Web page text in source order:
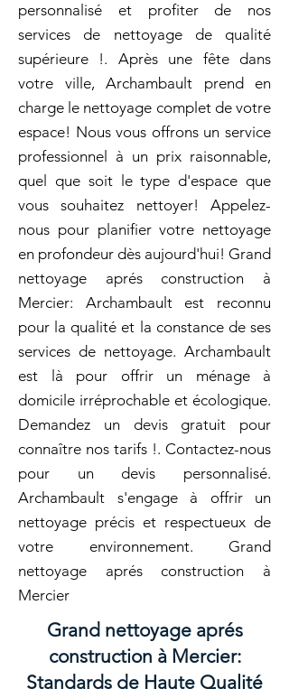
personnalisé et profiter de nos
services de nettoyage de qualité
supérieure !. Après une fête dans
votre ville, Archambault prend en
charge le nettoyage complet de votre
espace! Nous vous offrons un service
professionnel à un prix raisonnable,
quel que soit le type d'espace que
vous souhaitez nettoyer! Appelez-
nous pour planifier votre nettoyage
en profondeur dès aujourd'hui! Grand
nettoyage aprés construction à
Mercier: Archambault est reconnu
pour la qualité et la constance de ses
services de nettoyage. Archambault
est là pour offrir un ménage à
domicile irréprochable et écologique.
Demandez un devis gratuit pour
connaître nos tarifs !. Contactez-nous
pour un devis personnalisé.
Archambault s'engage à offrir un
nettoyage précis et respectueux de
votre environnement. Grand
nettoyage aprés construction à
Mercier
Grand nettoyage aprés
construction à Mercier:
Standards de Haute Qualité